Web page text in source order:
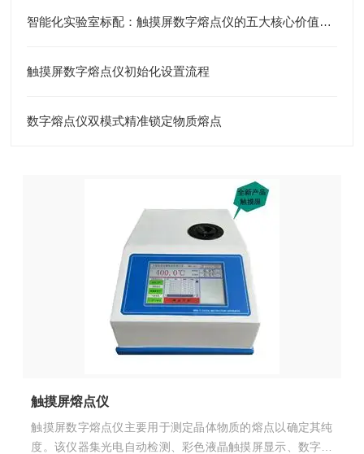
智能化实验室标配：触摸屏数字熔点仪的五大核心价值解析
触摸屏数字熔点仪初始化设置流程
数字熔点仪双模式精准锁定物质熔点
触摸屏熔点仪
触摸屏数字熔点仪主要用于测定晶体物质的熔点以确定其纯
度。该仪器集光电自动检测、彩色液晶触摸屏显示、数字化